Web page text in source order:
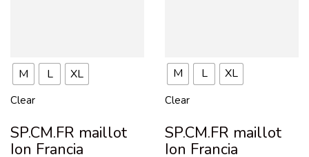
M L XL
Clear
SP.CM.FR maillot
Ion Francia
M L XL
Clear
SP.CM.FR maillot
Ion Francia